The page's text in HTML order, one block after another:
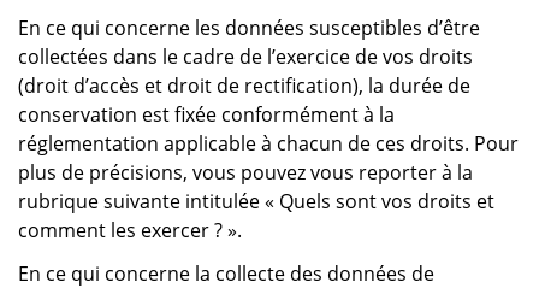
En ce qui concerne les données susceptibles d’être
collectées dans le cadre de l’exercice de vos droits
(droit d’accès et droit de rectification), la durée de
conservation est fixée conformément à la
réglementation applicable à chacun de ces droits. Pour
plus de précisions, vous pouvez vous reporter à la
rubrique suivante intitulée « Quels sont vos droits et
comment les exercer ? ».
En ce qui concerne la collecte des données de